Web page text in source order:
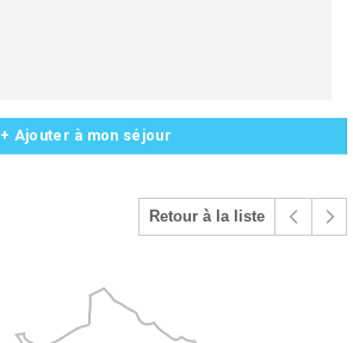
+ Ajouter à mon séjour
Retour à la liste